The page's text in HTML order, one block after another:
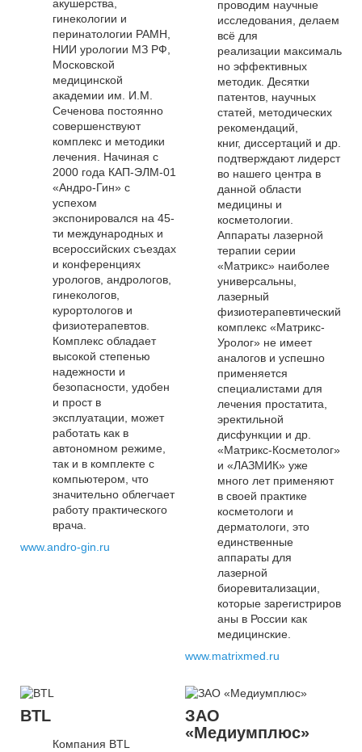
акушерства,
гинекологии и
перинатологии РАМН,
НИИ урологии МЗ РФ,
Московской
медицинской
академии им. И.М.
Сеченова постоянно
совершенствуют
комплекс и методики
лечения. Начиная с
2000 года КАП-ЭЛМ-01
«Андро-Гин» с
успехом
экспонировался на 45-
ти международных и
всероссийских съездах
и конференциях
урологов, андрологов,
гинекологов,
курортологов и
физиотерапевтов.
Комплекс обладает
высокой степенью
надежности и
безопасности, удобен
и прост в
эксплуатации, может
работать как в
автономном режиме,
так и в комплекте с
компьютером, что
значительно облегчает
работу практического
врача.
www.andro-gin.ru
проводим научные
исследования, делаем
всё для
реализации максималь
но эффективных
методик. Десятки
патентов, научных
статей, методических
рекомендаций,
книг, диссертаций и др.
подтверждают лидерст
во нашего центра в
данной области
медицины и
косметологии.
Аппараты лазерной
терапии серии
«Матрикс» наиболее
универсальны,
лазерный
физиотерапевтический
комплекс «Матрикс-
Уролог» не имеет
аналогов и успешно
применяется
специалистами для
лечения простатита,
эректильной
дисфункции и др.
«Матрикс-Косметолог»
и «ЛАЗМИК» уже
много лет применяют
в своей практике
косметологи и
дерматологи, это
единственные
аппараты для
лазерной
биоревитализации,
которые зарегистриров
аны в России как
медицинские.
www.matrixmed.ru
BTL
Компания BTL
ЗАО
«Медиумплюс»